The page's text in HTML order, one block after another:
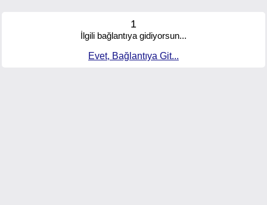
1
İlgili bağlantıya gidiyorsun...
Evet, Bağlantıya Git...